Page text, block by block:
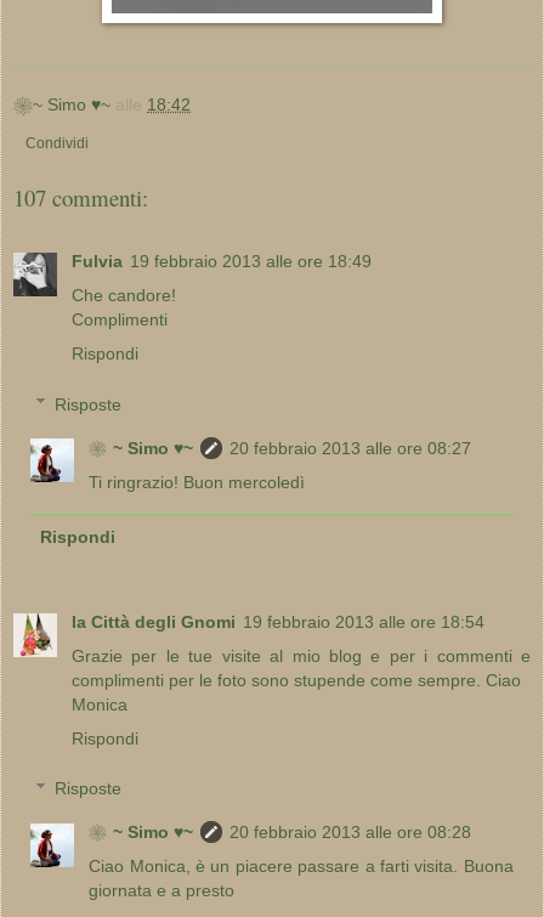
❀~ Simo ♥~ 18:42
Condividi
107 commenti:
Fulvia 19 febbraio 2013 alle ore 18:49
Che candore!
Complimenti
Rispondi
Risposte
❀~ Simo ♥~
20 febbraio 2013 alle ore 08:27
Ti ringrazio! Buon mercoledì
Rispondi
la Città degli Gnomi 19 febbraio 2013 alle ore 18:54
Grazie per le tue visite al mio blog e per i commenti e
complimenti per le foto sono stupende come sempre. Ciao
Monica
Rispondi
Risposte
❀~ Simo ♥~
20 febbraio 2013 alle ore 08:28
Ciao Monica, è un piacere passare a farti visita. Buona
giornata e a presto